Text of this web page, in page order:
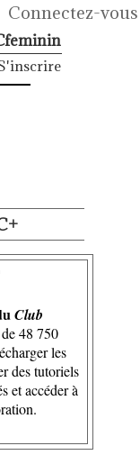
Connectez-vous
Club
48 750
les
des tutoriels
et accéder à